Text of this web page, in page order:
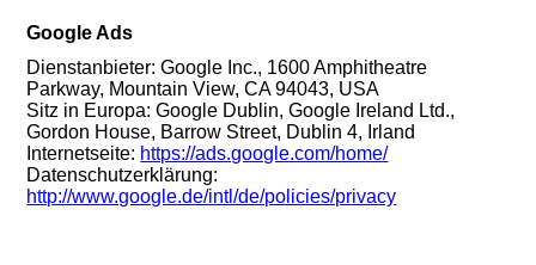
Google Ads
Dienstanbieter: Google Inc., 1600 Amphitheatre
Parkway, Mountain View, CA 94043, USA
Sitz in Europa: Google Dublin, Google Ireland Ltd.,
Gordon House, Barrow Street, Dublin 4, Irland
Internetseite: https://ads.google.com/home/
Datenschutzerklärung:
http://www.google.de/intl/de/policies/privacy